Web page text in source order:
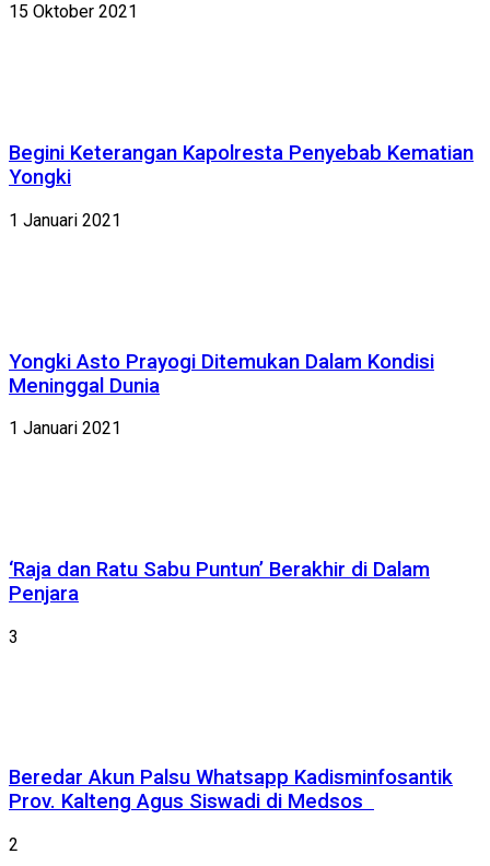
15 Oktober 2021
Begini Keterangan Kapolresta Penyebab Kematian
Yongki
1 Januari 2021
Yongki Asto Prayogi Ditemukan Dalam Kondisi
Meninggal Dunia
1 Januari 2021
‘Raja dan Ratu Sabu Puntun’ Berakhir di Dalam
Penjara
3
Beredar Akun Palsu Whatsapp Kadisminfosantik
Prov. Kalteng Agus Siswadi di Medsos
2